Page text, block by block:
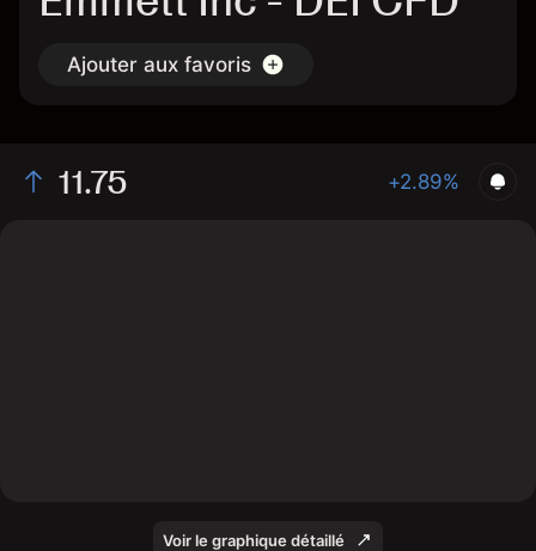
Ajouter aux favoris
11.75 +2.89%
Voir le graphique détaillé